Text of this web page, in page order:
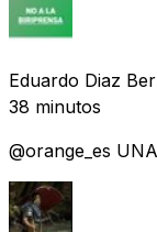
Eduardo Diaz
38 minutos
@orange_es